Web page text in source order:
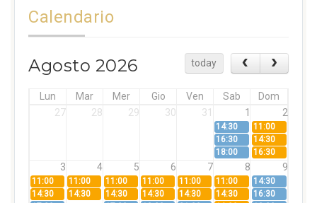
Calendario
Agosto 2026 today
Lun Mar Mer Gio Ven Sab
Dom
27
28 29 30 31 1 2
14:30
11:00
16:30
14:30
18:00
16:30
3 4 5 6 7 8 9
11:00 11:00 11:00 11:00 11:00 11:00
14:30
14:30
14:30 14:30 14:30 14:30 14:30
16:30